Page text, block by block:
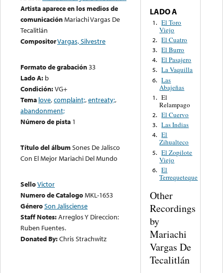
Artista aparece en los medios de
comunicaciónMariachi Vargas De
Tecalitlán
CompositorVargas, Silvestre
Formato de grabación33
Lado A: b
Condición:VG+
Tema love,complaint;,entreaty;,
abandonment;
Número de pista 1
Título del álbumSones De Jalisco
Con El Mejor Mariachi Del Mundo
SelloVictor
Numero de CatalogoMKL-1653
GéneroSon Jalisciense
Staff Notes:Arreglos Y Direccion:
Ruben Fuentes.
Donated By:Chris Strachwitz
LADO A
1. El Toro
Viejo
2. El Cuatro
3. El Burro
4. El Pasajero
5. La Vaquilla
6. Las
Abajeñas
1. El
Relampago
2. El Cuervo
3. Las Indias
4. El
Zihualteco
5. El Zopilote
Viejo
6. El
Terrequeteque
Other
Recordings
by
Mariachi
Vargas De
Tecalitlán